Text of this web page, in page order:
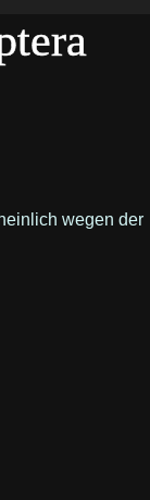
wegen der